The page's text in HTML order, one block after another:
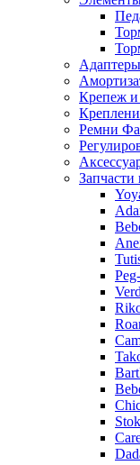
Адаптеры
Крепеж
Ремни